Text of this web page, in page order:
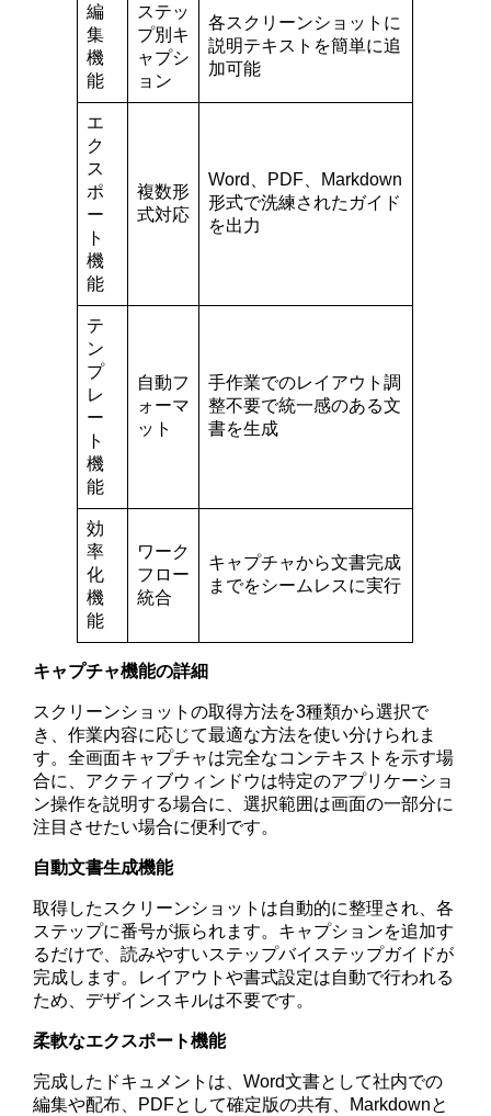
編
集
機
能
ステッ
プ別キ
ャプシ
ョン
各スクリーンショットに
説明テキストを簡単に追
加可能
エ
ク
ス
ポ
ー
ト
機
能
複数形
式対応
Word、PDF、Markdown
形式で洗練されたガイド
を出力
テ
ン
プ
レ
ー
ト
機
能
自動フ
ォーマ
ット
手作業でのレイアウト調
整不要で統一感のある文
書を生成
効
率
化
機
能
ワーク
フロー
統合
キャプチャから文書完成
までをシームレスに実行
キャプチャ機能の詳細
スクリーンショットの取得方法を3種類から選択で
き、作業内容に応じて最適な方法を使い分けられま
す。全画面キャプチャは完全なコンテキストを示す場
合に、アクティブウィンドウは特定のアプリケーショ
ン操作を説明する場合に、選択範囲は画面の一部分に
注目させたい場合に便利です。
自動文書生成機能
取得したスクリーンショットは自動的に整理され、各
ステップに番号が振られます。キャプションを追加す
るだけで、読みやすいステップバイステップガイドが
完成します。レイアウトや書式設定は自動で行われる
ため、デザインスキルは不要です。
柔軟なエクスポート機能
完成したドキュメントは、Word文書として社内での
編集や配布、PDFとして確定版の共有、Markdownと